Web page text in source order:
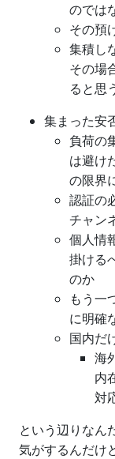
のでは
その預
集積し
その場
ると思
集まった安
負荷の
は避け
の限界
認証の
チャン
個人情
掛ける
のか
もう一
に明確
国内だ
海
内
対
という辺りなん
気がするんだけ